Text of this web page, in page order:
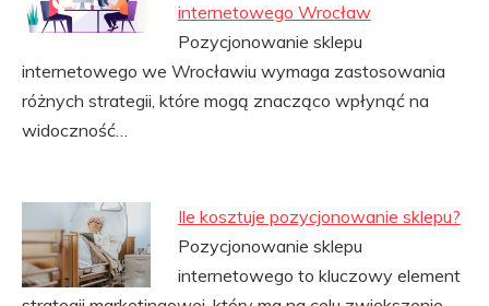
internetowego Wrocław
Pozycjonowanie sklepu
internetowego we Wrocławiu wymaga zastosowania
różnych strategii, które mogą znacząco wpłynąć na
widoczność…
Ile kosztuje pozycjonowanie sklepu?
Pozycjonowanie sklepu
internetowego to kluczowy element